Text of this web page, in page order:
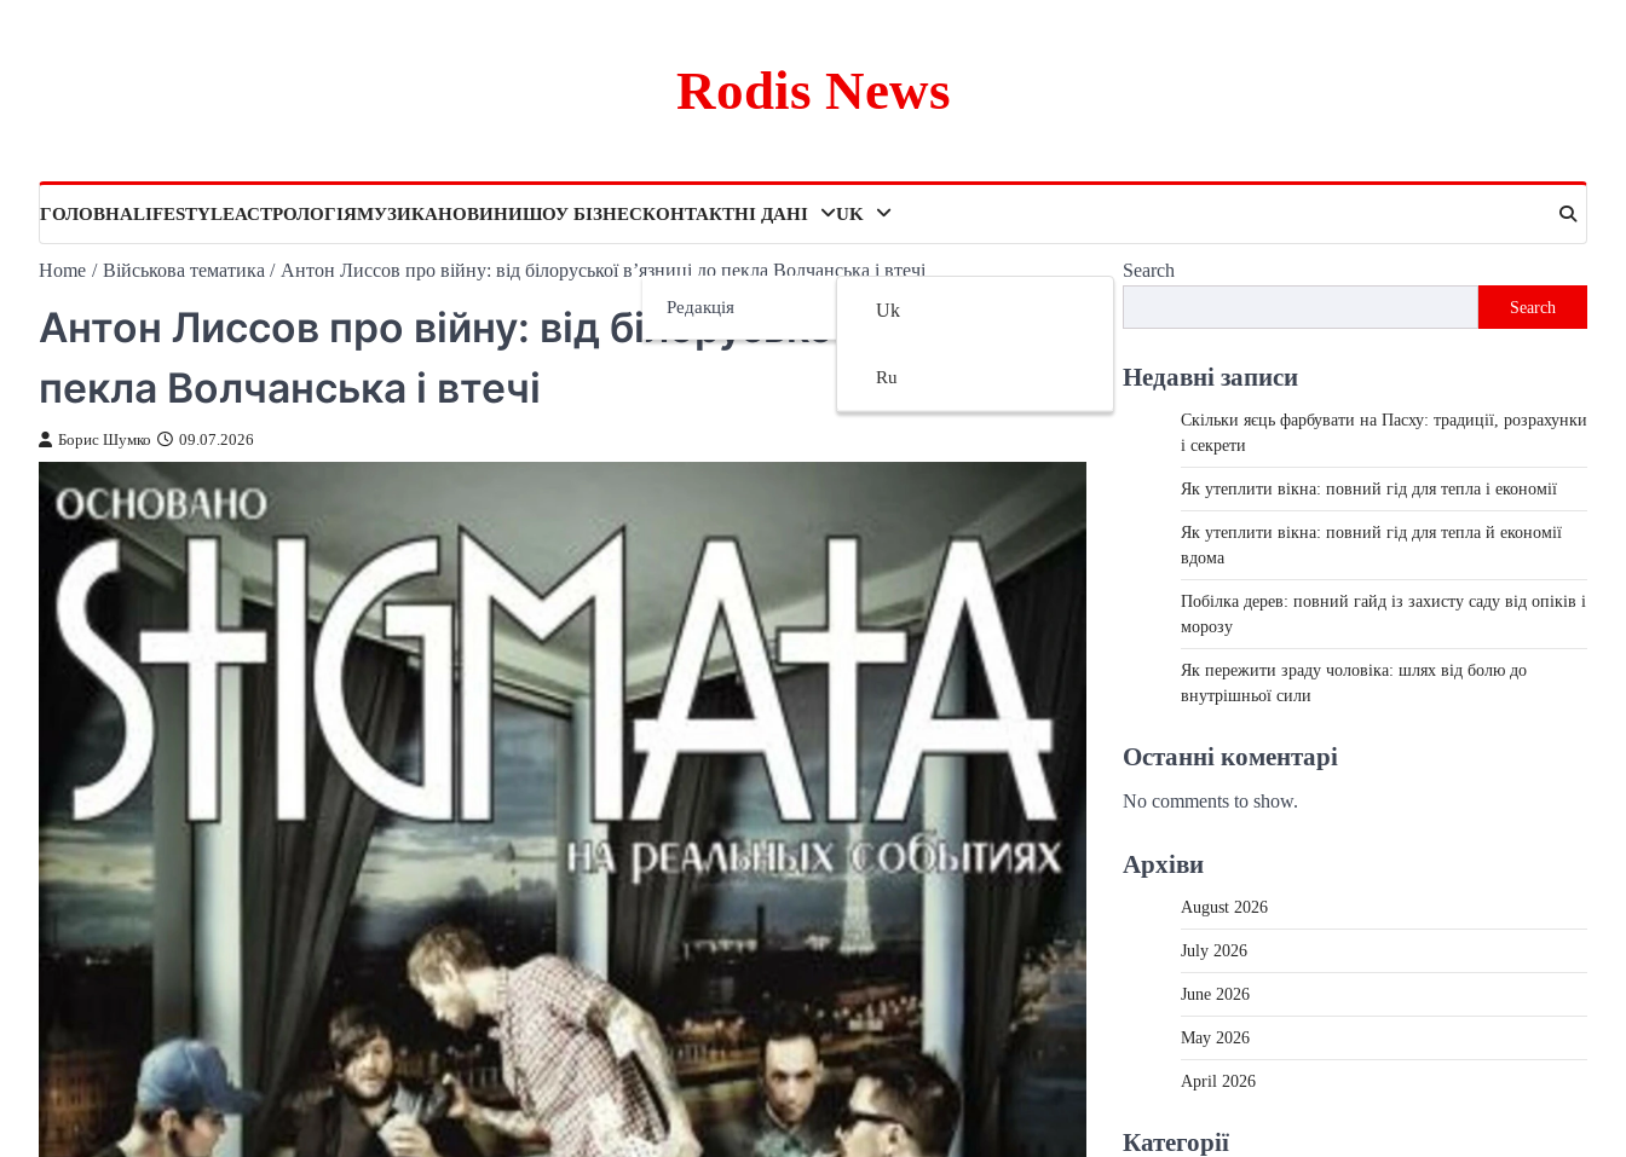
Rodis News
ГОЛОВНАLIFESTYLEАСТРОЛОГІЯМУЗИКАНОВИНИШОУ БІЗНЕСКОНТАКТНІ ДАНІ
Редакція
UK
Uk
Ru
Home Військова тематика Антон Лиссов про війну: від білоруської в’язниці до пекла Волчанська і втечі
Антон Лиссов про війну: від білоруської в’язниці до
пекла Волчанська і втечі
Борис Шумко 09.07.2026
Search
Search
Недавні записи
Скільки яєць фарбувати на Пасху: традиції, розрахунки
і секрети
Як утеплити вікна: повний гід для тепла і економії
Як утеплити вікна: повний гід для тепла й економії
вдома
Побілка дерев: повний гайд із захисту саду від опіків і
морозу
Як пережити зраду чоловіка: шлях від болю до
внутрішньої сили
Останні коментарі
No comments to show.
Архіви
August 2026
July 2026
June 2026
May 2026
April 2026
Категорії